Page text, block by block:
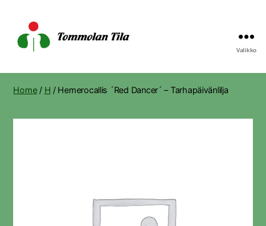
Tila
Valikko
Home/ H / Hemerocallis ´Red Dancer´ – Tarhapäivänlilja